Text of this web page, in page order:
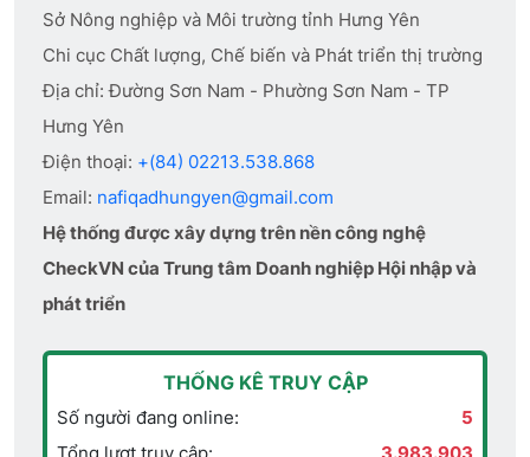
Sở Nông nghiệp và Môi trường tỉnh Hưng Yên
Chi cục Chất lượng, Chế biến và Phát triển thị trường
Địa chỉ: Đường Sơn Nam - Phường Sơn Nam - TP
Hưng Yên
Điện thoại: +(84) 02213.538.868
Email: nafiqadhungyen@gmail.com
Hệ thống được xây dựng trên nền công nghệ
CheckVN của Trung tâm Doanh nghiệp Hội nhập và
phát triển
THỐNG KÊ TRUY CẬP
Số người đang online:
5